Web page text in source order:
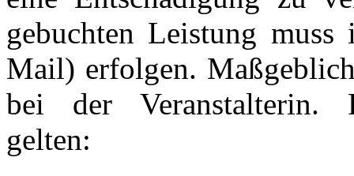
gebuchten Leistung
Mail) erfolgen.
bei der Veranstalterin.
gelten: